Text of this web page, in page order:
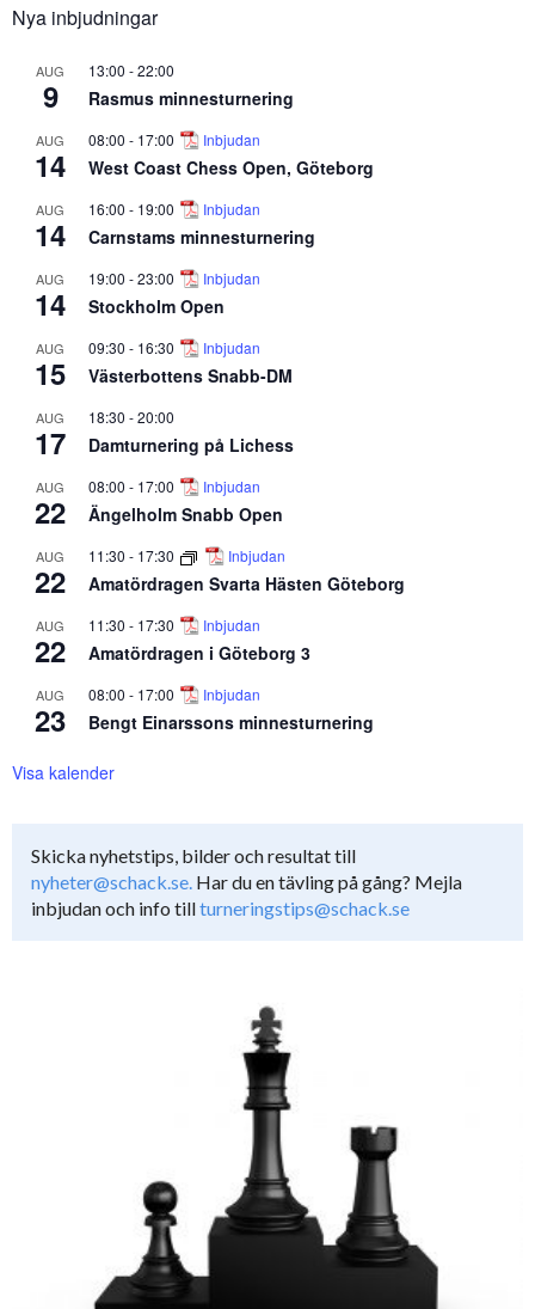
Nya inbjudningar
AUG
9
13:00 -22:00
Rasmus minnesturnering
AUG
14
08:00 - 17:00 Inbjudan
West Coast Chess Open, Göteborg
AUG
14
16:00 - 19:00 Inbjudan
Carnstams minnesturnering
AUG
14
19:00 -23:00 Inbjudan
Stockholm Open
AUG
15
09:30 - 16:30 Inbjudan
Västerbottens Snabb-DM
AUG
17
18:30 -20:00
Damturnering på Lichess
AUG
22
08:00 - 17:00 Inbjudan
Ängelholm Snabb Open
AUG
22
11:30 - 17:30 Inbjudan
Amatördragen Svarta Hästen Göteborg
AUG
22
11:30 - 17:30 Inbjudan
Amatördragen i Göteborg 3
AUG
23
08:00 - 17:00 Inbjudan
Bengt Einarssons minnesturnering
Visa kalender
Skicka nyhetstips, bilder och resultat till
nyheter@schack.se. Har du en tävling på gång? Mejla
inbjudan och info tillturneringstips@schack.se